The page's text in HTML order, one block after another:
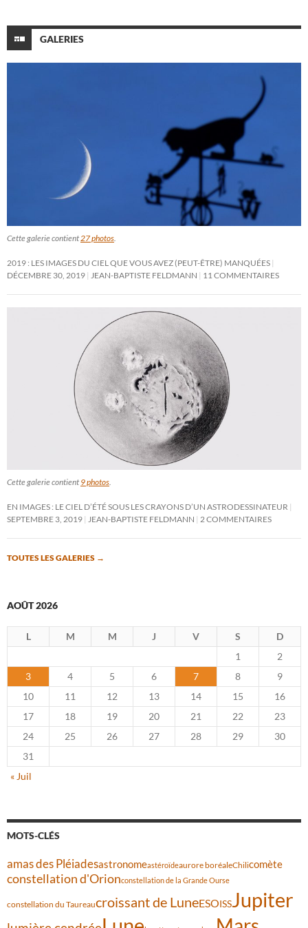
GALERIES
Cette galerie contient 27 photos
2019 : LES IMAGES DU CIEL QUE VOUS AVEZ (PEUT-ÊTRE) MANQUÉES
DÉCEMBRE 30, 2019
JEAN-BAPTISTE FELDMANN 11 COMMENTAIRES
Cette galerie contient 9 photos.
EN IMAGES : LE CIEL D’ÉTÉ SOUS LES CRAYONS D’UN ASTRODESSINATEUR
SEPTEMBRE 3, 2019 JEAN-BAPTISTE FELDMANN 2 COMMENTAIRES
TOUTES LES GALERIES →
AOÛT 2026
L M M J V S
D
1
2
3
4 5 6 7 8
9
10
11 12 13 14 15
16
17
18 19 20 21 22
23
24
25 26 27 28 29
30
31
« Juil
MOTS-CLÉS
amas des Pléiadesastronomeastéroïdeaurore boréaleChilicomète
constellation d'Orionconstellation de la Grande Ourse
constellation du Taureaucroissant de LuneESOISSJupiter